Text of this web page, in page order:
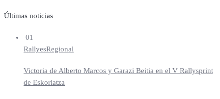
Últimas noticias
01
RallyesRegional
Victoria de Alberto Marcos y Garazi Beitia en el V Rallysprint
de Eskoriatza